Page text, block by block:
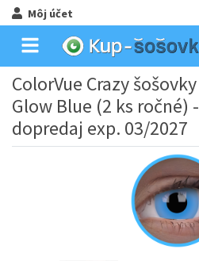
Môj účet
ColorVue Crazy
Glow Blue (2 ks
dopredaj exp. 03/2027